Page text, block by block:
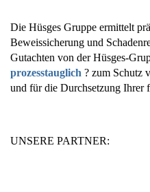
Die Hüsges Gruppe ermittelt
Beweissicherung und
Gutachten von der Hüsges-
prozesstauglich ? zum Schutz
und für die Durchsetzung Ihrer
UNSERE PARTNER: